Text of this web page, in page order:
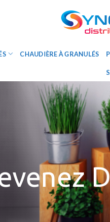
CHAUDIÈRE À GRANULÉS